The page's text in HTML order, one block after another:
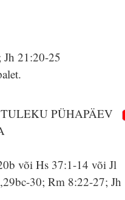
21:20-25
PÜHAPÄEV
või Hs 37:1-14 või Jl
30; Rm 8:22-27; Jh